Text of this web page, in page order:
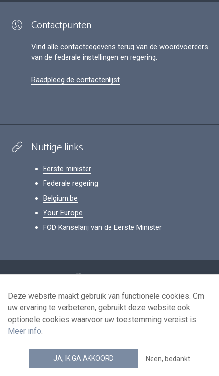
Contactpunten
Vind alle contactgegevens terug van de woordvoerders
van de federale instellingen en regering.
Raadpleeg de contactenlijst
Nuttige links
Eerste minister
Federale regering
Belgium.be
Your Europe
FOD Kanselarij van de Eerste Minister
Persoonsgegevens
Voorwaarden voor het hergebruik
Contacteer ons
news.belgium RSS feed
© 2026 - news.belgium.be
Deze website maakt gebruik van functionele cookies. Om
uw ervaring te verbeteren, gebruikt deze website ook
optionele cookies waarvoor uw toestemming vereist is.
Meer info.
JA, IK GA AKKOORD Neen, bedankt